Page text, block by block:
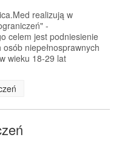
realizują w
-
celem jest podniesienie
niepełnosprawnych
wieku 18-29 lat